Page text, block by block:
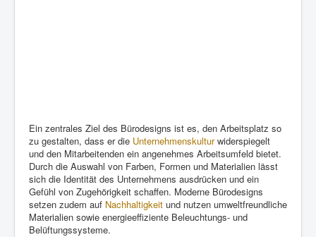
Ein zentrales Ziel des Bürodesigns ist es, den Arbeitsplatz so
zu gestalten, dass er die Unternehmenskulturwiderspiegelt
und den Mitarbeitenden ein angenehmes Arbeitsumfeld bietet.
Durch die Auswahl von Farben, Formen und Materialien lässt
sich die Identität des Unternehmens ausdrücken und ein
Gefühl von Zugehörigkeit schaffen. Moderne Bürodesigns
setzen zudem auf Nachhaltigkeit und nutzen umweltfreundliche
Materialien sowie energieeffiziente Beleuchtungs- und
Belüftungssysteme.